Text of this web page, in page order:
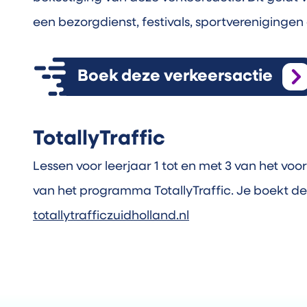
een bezorgdienst, festivals,
Boek deze verkeersactie
TotallyTraffic
Lessen voor leerjaar 1 tot en met 3 van het
van het programma TotallyTraffic. Je boekt
totallytrafficzuidholland.nl